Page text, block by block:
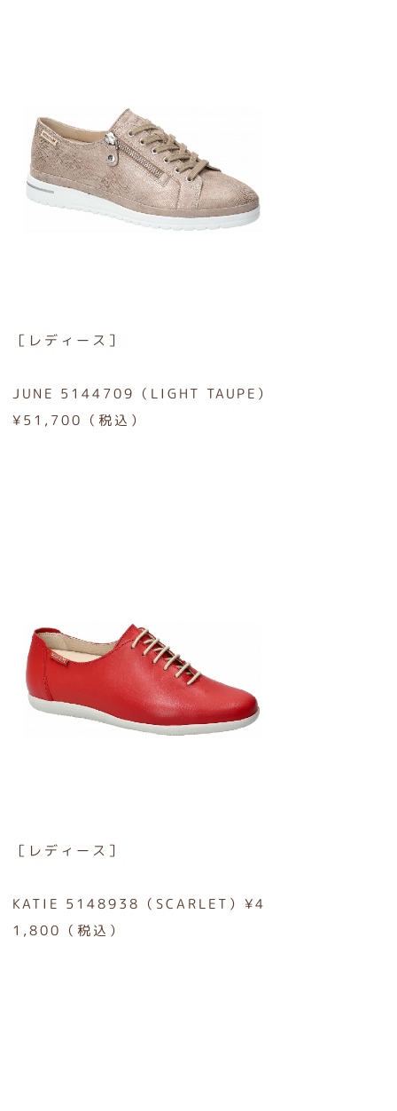
［レディース］
JUNE 5144709（LIGHT TAUPE）
¥51,700（税込）
［レディース］
KATIE 5148938（SCARLET）¥4
1,800（税込）